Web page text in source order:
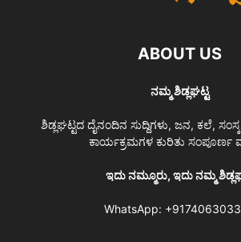
ABOUT US
ನಮ್ಮ ಶಿಡ್ಲಘಟ್ಟ
ಶಿಡ್ಲಘಟ್ಟದ ದೈನಂದಿನ ಸುದ್ದಿಗಳು, ಜನ, ಕಲೆ,
ಕಾರ್ಯಕ್ರಮಗಳ ಕುರಿತು ಸಂಪೂರ್ಣ
ಇದು ನಮ್ಮೂರು, ಇದು ನಮ್ಮ
WhatsApp: